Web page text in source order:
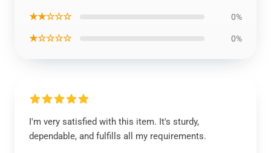
★★☆☆☆ 0%
★☆☆☆☆ 0%
I'm very satisfied with this item. It's sturdy,
dependable, and fulfills all my requirements.